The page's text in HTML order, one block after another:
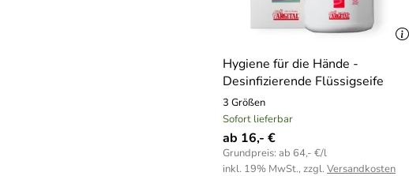
Hygiene für die Hände -
Desinfizierende Flüssigseife
3 Größen
Sofort lieferbar
ab 16,- €
Grundpreis: ab 64,- €/l
inkl. 19% MwSt., zzgl. Versandkosten